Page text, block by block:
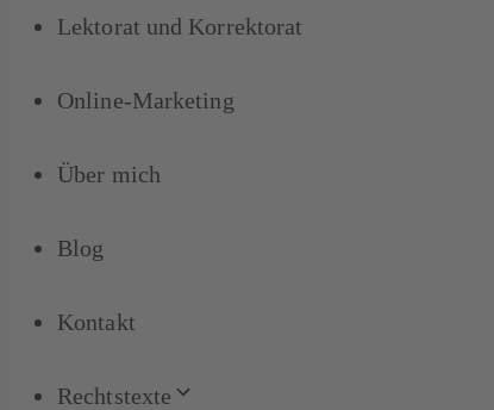
Lektorat und Korrektorat
Online-Marketing
Über mich
Blog
Kontakt
Rechtstexte